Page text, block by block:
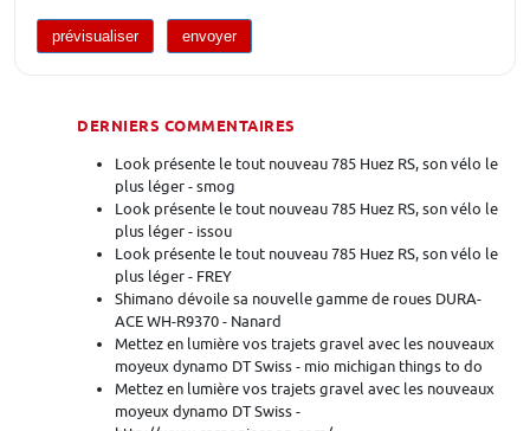
DERNIERS COMMENTAIRES
Look présente le tout nouveau 785 Huez RS, son vélo le
plus léger - smog
Look présente le tout nouveau 785 Huez RS, son vélo le
plus léger - issou
Look présente le tout nouveau 785 Huez RS, son vélo le
plus léger - FREY
Shimano dévoile sa nouvelle gamme de roues DURA-
ACE WH-R9370 - Nanard
Mettez en lumière vos trajets gravel avec les nouveaux
moyeux dynamo DT Swiss - mio michigan things to do
Mettez en lumière vos trajets gravel avec les nouveaux
moyeux dynamo DT Swiss -